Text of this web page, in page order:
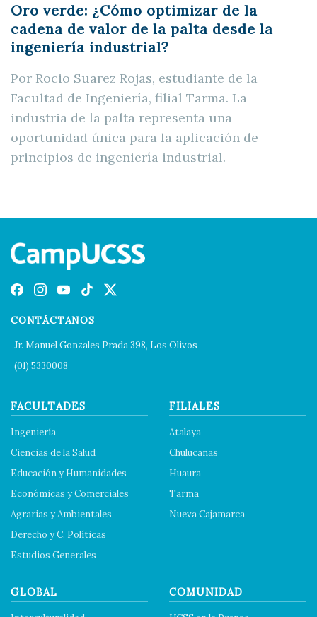
Oro verde: ¿Cómo optimizar de la
cadena de valor de la palta desde la
ingeniería industrial?
Por Rocio Suarez Rojas, estudiante de la
Facultad de Ingeniería, filial Tarma. La
industria de la palta representa una
oportunidad única para la aplicación de
principios de ingeniería industrial.
CONTÁCTANOS
Jr. Manuel Gonzales Prada 398, Los Olivos
(01) 5330008
FACULTADES
Ingeniería
Ciencias de la Salud
Educación y Humanidades
Económicas y Comerciales
Agrarias y Ambientales
Derecho y C. Políticas
Estudios Generales
FILIALES
Atalaya
Chulucanas
Huaura
Tarma
Nueva Cajamarca
GLOBAL COMUNIDAD